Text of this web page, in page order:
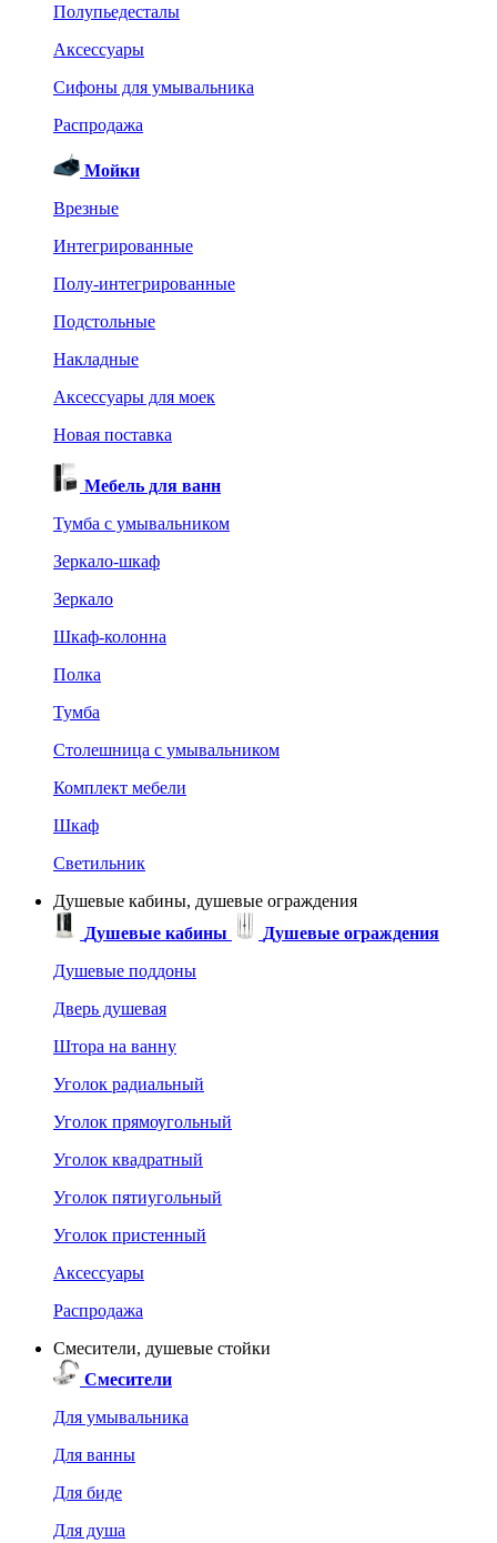
Полупьедесталы
Аксессуары
Сифоны для умывальника
Распродажа
Мойки
Врезные
Интегрированные
Полу-интегрированные
Подстольные
Накладные
Аксессуары для моек
Новая поставка
Мебель для ванн
Тумба с умывальником
Зеркало-шкаф
Зеркало
Шкаф-колонна
Полка
Тумба
Столешница с умывальником
Комплект мебели
Шкаф
Светильник
Душевые кабины, душевые ограждения
Душевые кабины
Душевые ограждения
Душевые поддоны
Дверь душевая
Штора на ванну
Уголок радиальный
Уголок прямоугольный
Уголок квадратный
Уголок пятиугольный
Уголок пристенный
Аксессуары
Распродажа
Смесители, душевые стойки
Смесители
Для умывальника
Для ванны
Для биде
Для душа